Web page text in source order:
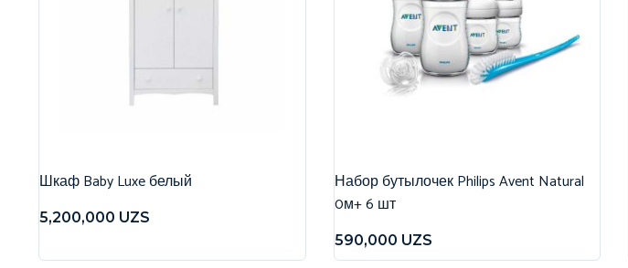
Шкаф Baby Luxe белый
5,200,000 UZS
Набор бутылочек Philips Avent Natural
0м+ 6 шт
590,000 UZS